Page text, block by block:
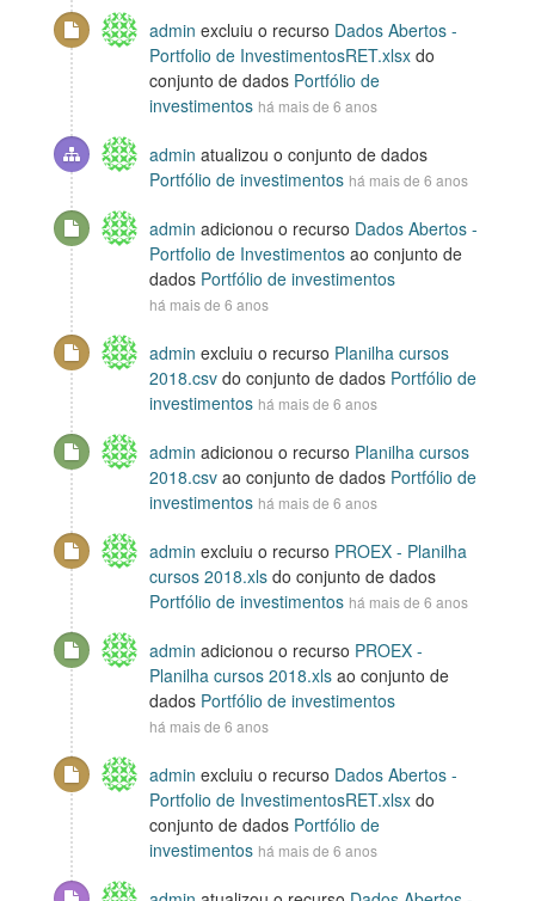
admin excluiu o recurso Dados Abertos -
Portfolio de InvestimentosRET.xlsx do
conjunto de dados Portfólio de
investimentos há mais de 6 anos
admin atualizou o conjunto de dados
Portfólio de investimentos há mais de 6 anos
admin adicionou o recurso Dados Abertos -
Portfolio de Investimentos ao conjunto de
dados Portfólio de investimentos
há mais de 6 anos
admin excluiu o recurso Planilha cursos
2018.csv do conjunto de dados Portfólio de
investimentos há mais de 6 anos
admin adicionou o recurso Planilha cursos
2018.csv ao conjunto de dados Portfólio de
investimentos há mais de 6 anos
admin excluiu o recurso PROEX - Planilha
cursos 2018.xls do conjunto de dados
Portfólio de investimentos há mais de 6 anos
admin adicionou o recurso PROEX -
Planilha cursos 2018.xls ao conjunto de
dados Portfólio de investimentos
há mais de 6 anos
admin excluiu o recurso Dados Abertos -
Portfolio de InvestimentosRET.xlsx do
conjunto de dados Portfólio de
investimentos há mais de 6 anos